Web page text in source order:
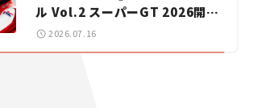
ル Vol.2 スーパーGT 2026開幕
戦 岡山国際サーキット
2026.07.16